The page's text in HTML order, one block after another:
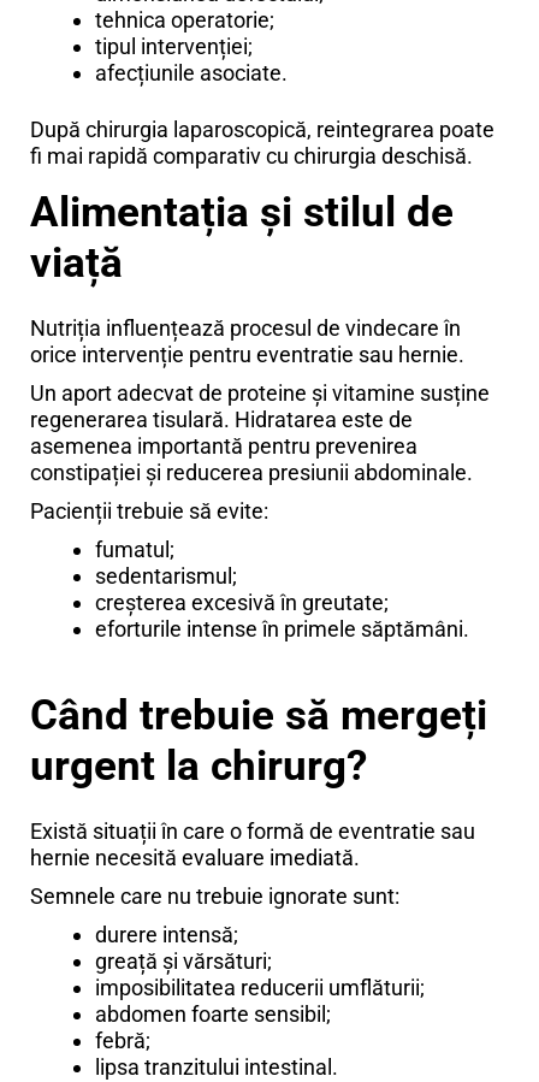
tehnica operatorie;
tipul intervenției;
afecțiunile asociate.
După chirurgia laparoscopică, reintegrarea poate
fi mai rapidă comparativ cu chirurgia deschisă.
Alimentația și stilul de
viață
Nutriția influențează procesul de vindecare în
orice intervenție pentru eventratie sau hernie.
Un aport adecvat de proteine și vitamine susține
regenerarea tisulară. Hidratarea este de
asemenea importantă pentru prevenirea
constipației și reducerea presiunii abdominale.
Pacienții trebuie să evite:
fumatul;
sedentarismul;
creșterea excesivă în greutate;
eforturile intense în primele săptămâni.
Când trebuie să mergeți
urgent la chirurg?
Există situații în care o formă de eventratie sau
hernie necesită evaluare imediată.
Semnele care nu trebuie ignorate sunt:
durere intensă;
greață și vărsături;
imposibilitatea reducerii umflăturii;
abdomen foarte sensibil;
febră;
lipsa tranzitului intestinal.